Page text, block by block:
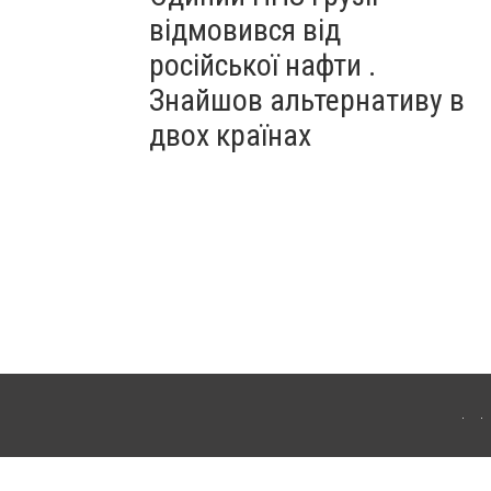
відмовився від
російської нафти .
Знайшов альтернативу в
двох країнах